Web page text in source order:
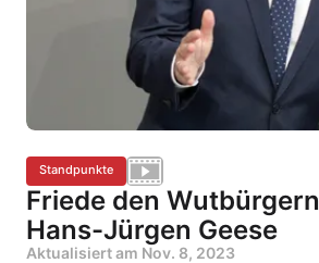
Standpunkte
Friede den
Hans-Jürgen Geese
Aktualisiert am Nov. 8, 2023